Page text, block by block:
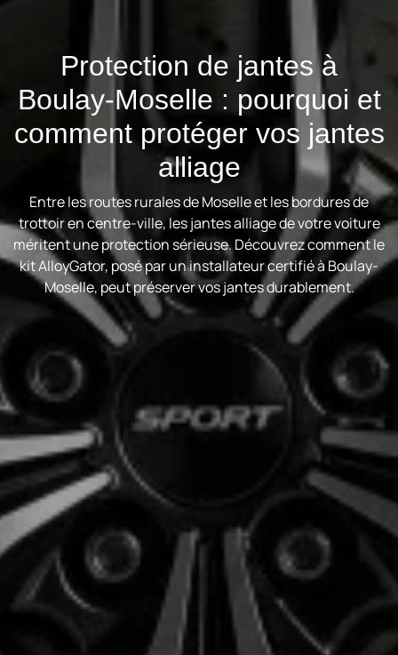
Protection de jantes à
Boulay-Moselle : pourquoi et
comment protéger vos jantes
alliage
Entre les routes rurales de Moselle et les bordures de
trottoir en centre-ville, les jantes alliage de votre voiture
méritent une protection sérieuse. Découvrez comment le
kit AlloyGator, posé par un installateur certifié à Boulay-
Moselle, peut préserver vos jantes durablement.